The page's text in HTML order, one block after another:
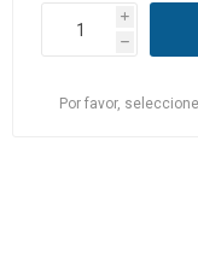
i
h
Por favor,